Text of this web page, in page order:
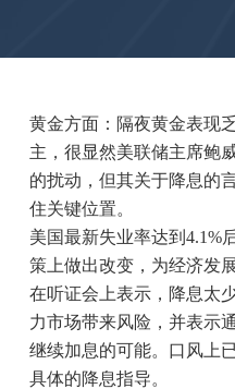
黄金方面：隔夜黄金表现
主，很显然美联储主席鲍
的扰动，但其关于降息的
住关键位置。
美国最新失业率达到4.1%
策上做出改变，为经济发
在听证会上表示，降息太
力市场带来风险，并表示
继续加息的可能。口风上
具体的降息指导。